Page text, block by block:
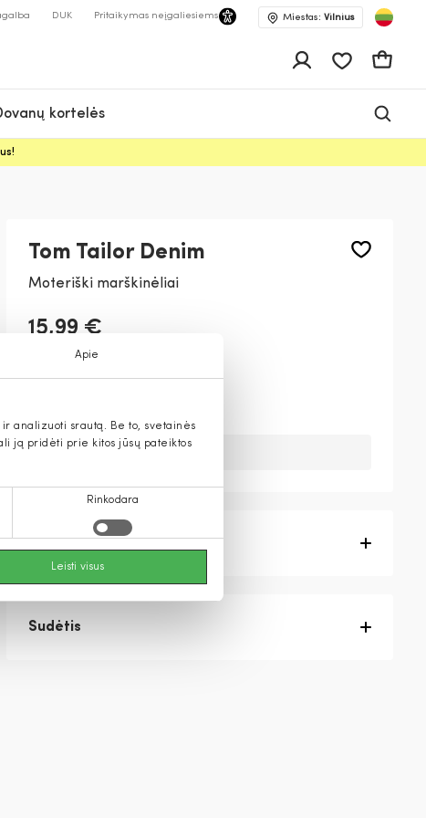
Apie
analizuoti srautą. Be to, svetainės
ją pridėti prie kitos jūsų pateiktos
Rinkodara
Leisti visus
DUK Pritaikymas neįgaliesiems Miestas: Vilnius
Pageidavimų
kortelės
Tom Tailor Denim
Moteriški marškinėliai
15,99 €
Deja, šios prekės nebeturime.
Prekės aprašymas
Sudėtis